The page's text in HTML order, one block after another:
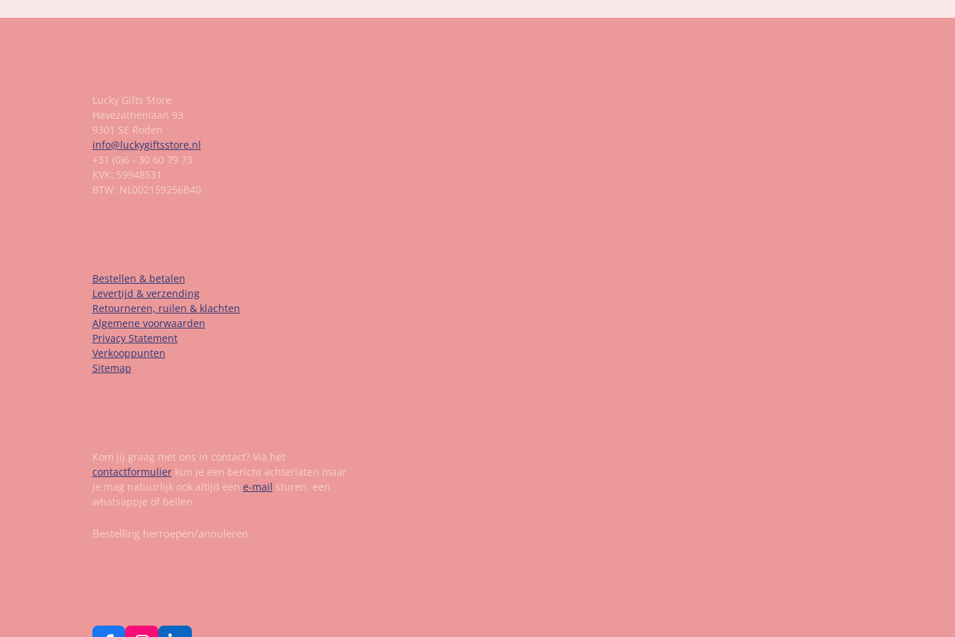
Lucky Gifts Store
Havezathenlaan 93
9301 SE Roden
info@luckygiftsstore.nl
+31 (0)6 - 30 60 79 73
KVK: 59948531
BTW: NL002159256B40
Bestellen & betalen
Levertijd & verzending
Retourneren, ruilen & klachten
Algemene voorwaarden
Privacy Statement
Verkooppunten
Sitemap
Kom jij graag met ons in contact? Via het
contactformulierkun je een bericht achterlaten maar
je mag natuurlijk ook altijd een e-mail sturen, een
whatsappje of bellen.
Bestelling herroepen/annuleren